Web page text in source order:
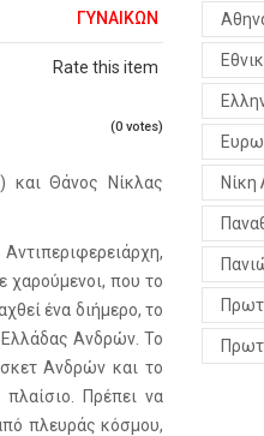
ΓΥΝΑΙΚΩΝ
Rate this item
(0 votes)
και Θάνος Νίκλας
χαρούμενοι, που το
ένα διήμερο, το
Ελλάδας Ανδρών. Το
Ανδρών και το
Πρέπει να
πλευράς κόσμου,
Νίκη